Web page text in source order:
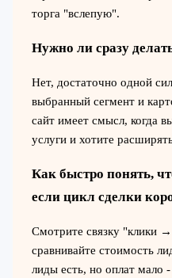
торга "вслепую".
Нужно ли сразу
Нет, достаточно одной
выбранный сегмент и
сайт имеет смысл, когда
услуги и хотите
Как быстро понять,
если цикл сделки
Смотрите связку "клики
сравнивайте стоимость
лиды есть, но оплат мало